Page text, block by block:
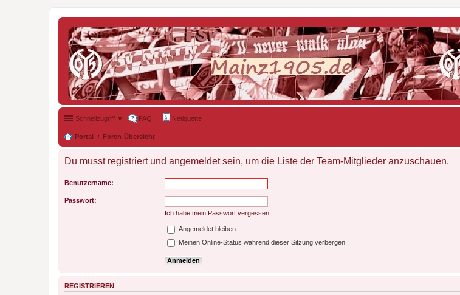
Schnellzugriff ▼ FAQ Netiquette
Portal Foren-Übersicht
Du musst registriert und angemeldet sein, um die Liste der Team-Mitglieder anzuschauen.
Benutzername:
Passwort:
Ich habe mein Passwort vergessen
Angemeldet bleiben
Meinen Online-Status während dieser Sitzung verbergen
REGISTRIEREN